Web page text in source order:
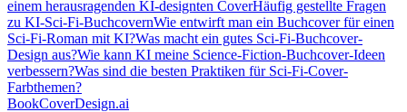
einem herausragenden KI-designten CoverHäufig gestellte Fragen
zu KI-Sci-Fi-BuchcovernWie entwirft man ein Buchcover für einen
Sci-Fi-Roman mit KI?Was macht ein gutes Sci-Fi-Buchcover-
Design aus?Wie kann KI meine Science-Fiction-Buchcover-Ideen
verbessern?Was sind die besten Praktiken für Sci-Fi-Cover-
Farbthemen?
BookCoverDesign.ai